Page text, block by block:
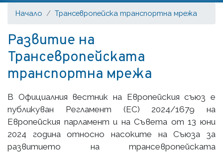
на транспорта
Начало Трансевропейска транспортна мрежа
Развитие на
Трансевропейската
транспортна мрежа
В Официалния вестник на Европейския съюз е
публикуван Регламент (ЕС) 2024/1679 на
Европейския парламент и на Съвета от 13 юни
2024 година относно насоките на Съюза за
развитието на трансевропейската